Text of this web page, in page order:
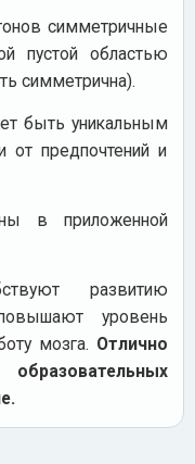
симметричные
пустой областью
симметрична).
быть уникальным
от предпочтений и
в приложенной
развитию
уровень
мозга. Отлично